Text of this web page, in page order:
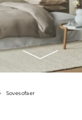
Sovesofaer